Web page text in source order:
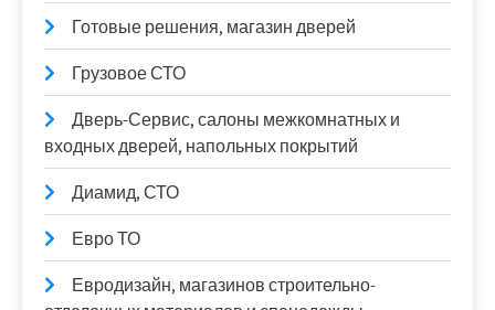
Готовые решения, магазин дверей
Грузовое СТО
Дверь-Сервис, салоны межкомнатных и
входных дверей, напольных покрытий
Диамид, СТО
Евро ТО
Евродизайн, магазинов строительно-